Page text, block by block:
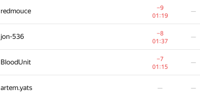
redmouce
−9
01:19
—
jon-536
−8
01:37
—
BloodUnit
−7
01:15
—
artem.yats — —
victor_kzk
−6
01:27
Husam Abu-Gharbieh
−7
01:19
tlek.muhametkali —